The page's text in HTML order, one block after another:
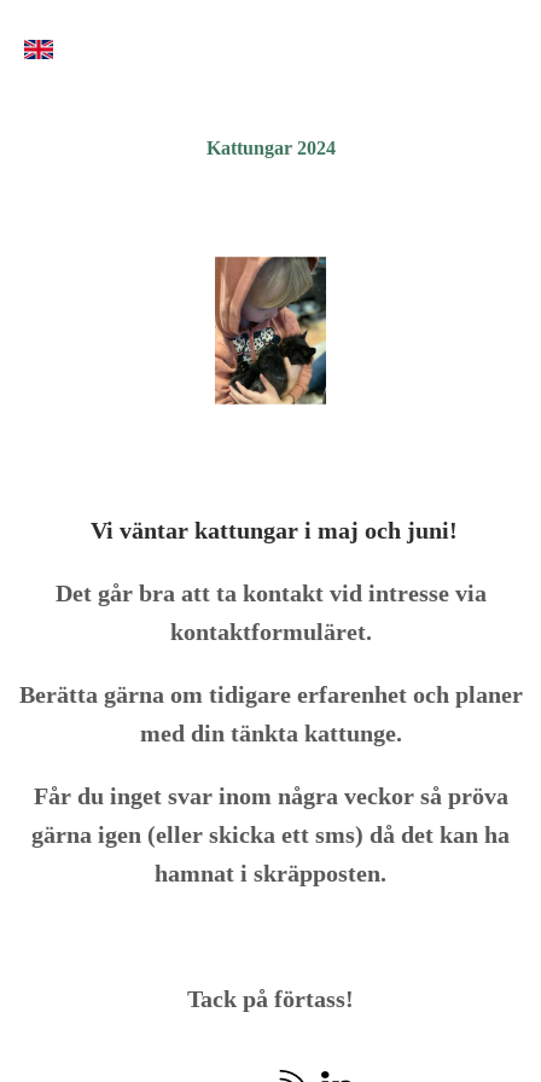
Kattungar 2024
Vi väntar kattungar i maj och juni!
Det går bra att ta kontakt vid intresse via
kontaktformuläret.
Berätta gärna om tidigare erfarenhet och planer
med din tänkta kattunge.
Får du inget svar inom några veckor så pröva
gärna igen (eller skicka ett sms) då det kan ha
hamnat i skräpposten.
Tack på förtass!